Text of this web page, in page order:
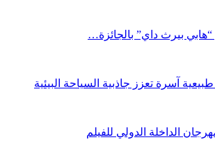
“هابي بيرث داي” بالجائزة…
آسرة تعزز جاذبية السياحة البيئية